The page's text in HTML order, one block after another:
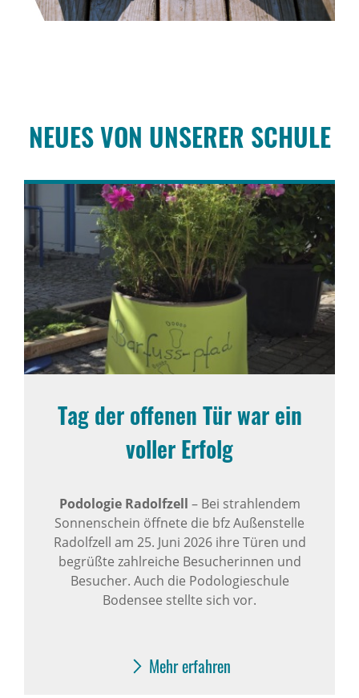
NEUES VON UNSERER SCHULE
Tag der offenen Tür war ein
voller Erfolg
Podologie Radolfzell – Bei strahlendem
Sonnenschein öffnete die bfz Außenstelle
Radolfzell am 25. Juni 2026 ihre Türen und
begrüßte zahlreiche Besucherinnen und
Besucher. Auch die Podologieschule
Bodensee stellte sich vor.
Mehr erfahren